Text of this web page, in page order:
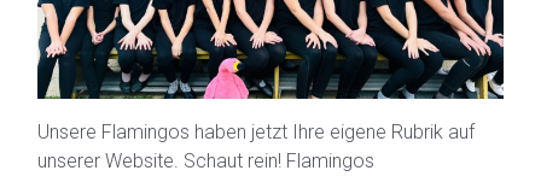
Unsere Flamingos haben jetzt Ihre eigene Rubrik auf
unserer Website. Schaut rein! Flamingos